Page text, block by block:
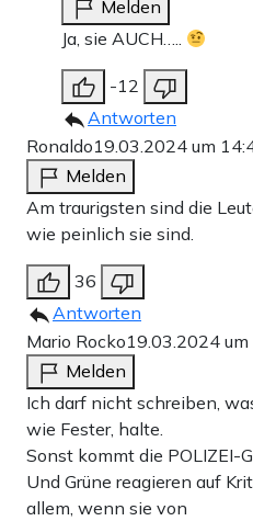
Melden
Ja, sie AUCH…..
-12
Antworten
Ronaldo19.03.2024 um
Melden
Am traurigsten sind die
wie peinlich sie sind.
36
Antworten
Mario Rocko19.03.2024
Melden
Ich darf nicht schreiben,
wie Fester, halte.
Sonst kommt die POLIZEI-
Und Grüne reagieren auf
allem, wenn sie von